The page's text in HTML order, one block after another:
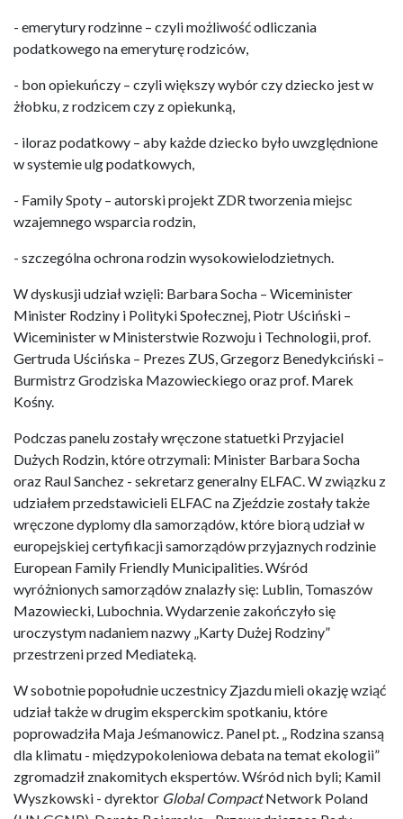
- emerytury rodzinne – czyli możliwość odliczania
podatkowego na emeryturę rodziców,
- bon opiekuńczy – czyli większy wybór czy dziecko jest w
żłobku, z rodzicem czy z opiekunką,
- iloraz podatkowy – aby każde dziecko było uwzględnione
w systemie ulg podatkowych,
- Family Spoty – autorski projekt ZDR tworzenia miejsc
wzajemnego wsparcia rodzin,
- szczególna ochrona rodzin wysokowielodzietnych.
W dyskusji udział wzięli: Barbara Socha – Wiceminister
Minister Rodziny i Polityki Społecznej, Piotr Uściński –
Wiceminister w Ministerstwie Rozwoju i Technologii, prof.
Gertruda Uścińska – Prezes ZUS, Grzegorz Benedykciński –
Burmistrz Grodziska Mazowieckiego oraz prof. Marek
Kośny.
Podczas panelu zostały wręczone statuetki Przyjaciel
Dużych Rodzin, które otrzymali: Minister Barbara Socha
oraz Raul Sanchez - sekretarz generalny ELFAC. W związku z
udziałem przedstawicieli ELFAC na Zjeździe zostały także
wręczone dyplomy dla samorządów, które biorą udział w
europejskiej certyfikacji samorządów przyjaznych rodzinie
European Family Friendly Municipalities. Wśród
wyróżnionych samorządów znalazły się: Lublin, Tomaszów
Mazowiecki, Lubochnia. Wydarzenie zakończyło się
uroczystym nadaniem nazwy „Karty Dużej Rodziny”
przestrzeni przed Mediateką.
W sobotnie popołudnie uczestnicy Zjazdu mieli okazję wziąć
udział także w drugim eksperckim spotkaniu, które
poprowadziła Maja Jeśmanowicz. Panel pt. „ Rodzina szansą
dla klimatu - międzypokoleniowa debata na temat ekologii”
zgromadził znakomitych ekspertów. Wśród nich byli; Kamil
Wyszkowski - dyrektor Global CompactNetwork Poland